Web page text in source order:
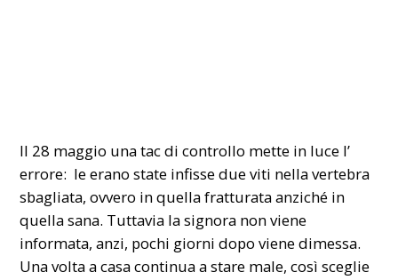
Il 28 maggio una tac di controllo mette in luce l’
errore: le erano state infisse due viti nella vertebra
sbagliata, ovvero in quella fratturata anziché in
quella sana. Tuttavia la signora non viene
informata, anzi, pochi giorni dopo viene dimessa.
Una volta a casa continua a stare male, così sceglie